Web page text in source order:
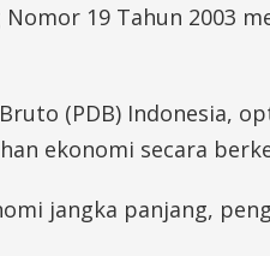
19 Tahun 2003
(PDB) Indonesia,
ekonomi secara
jangka panjang,